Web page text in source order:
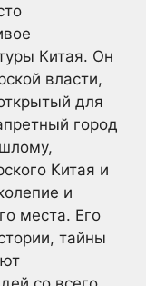
Китая. Он
власти,
для
город
Китая и
и
места. Его
тайны